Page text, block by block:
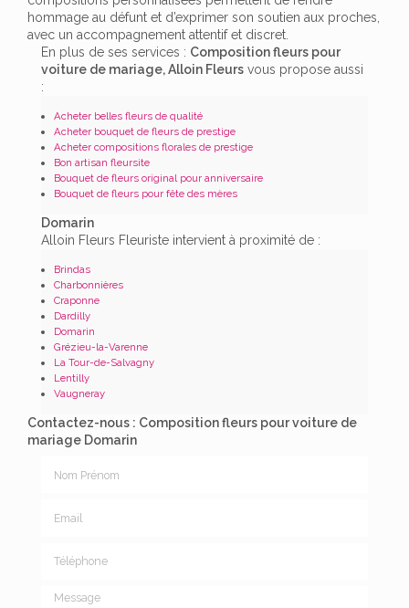
hommage au défunt et d’exprimer son soutien aux proches,
avec un accompagnement attentif et discret.
En plus de ses services : Composition fleurs pour
voiture de mariage, Alloin Fleurs vous propose aussi
:
Acheter belles fleurs de qualité
Acheter bouquet de fleurs de prestige
Acheter compositions florales de prestige
Bon artisan fleursite
Bouquet de fleurs original pour anniversaire
Bouquet de fleurs pour fête des mères
Domarin
Alloin Fleurs Fleuriste intervient à proximité de :
Brindas
Charbonnières
Craponne
Dardilly
Domarin
Grézieu-la-Varenne
La Tour-de-Salvagny
Lentilly
Vaugneray
Contactez-nous : Composition fleurs pour voiture de
mariage Domarin
Message